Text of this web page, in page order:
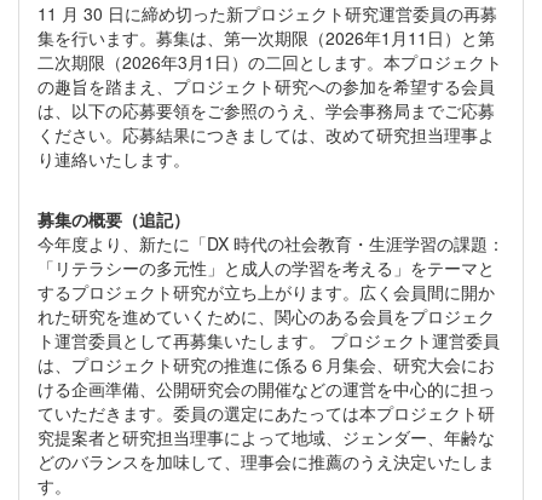
11 月 30 日に締め切った新プロジェクト研究運営委員の再募
集を行います。募集は、第一次期限（2026年1月11日）と第
二次期限（2026年3月1日）の二回とします。本プロジェクト
の趣旨を踏まえ、プロジェクト研究への参加を希望する会員
は、以下の応募要領をご参照のうえ、学会事務局までご応募
ください。応募結果につきましては、改めて研究担当理事よ
り連絡いたします。
募集の概要（追記）
今年度より、新たに「DX 時代の社会教育・生涯学習の課題：
「リテラシーの多元性」と成人の学習を考える」をテーマと
するプロジェクト研究が立ち上がります。広く会員間に開か
れた研究を進めていくために、関心のある会員をプロジェク
ト運営委員として再募集いたします。 プロジェクト運営委員
は、プロジェクト研究の推進に係る６月集会、研究大会にお
ける企画準備、公開研究会の開催などの運営を中心的に担っ
ていただきます。委員の選定にあたっては本プロジェクト研
究提案者と研究担当理事によって地域、ジェンダー、年齢な
どのバランスを加味して、理事会に推薦のうえ決定いたしま
す。